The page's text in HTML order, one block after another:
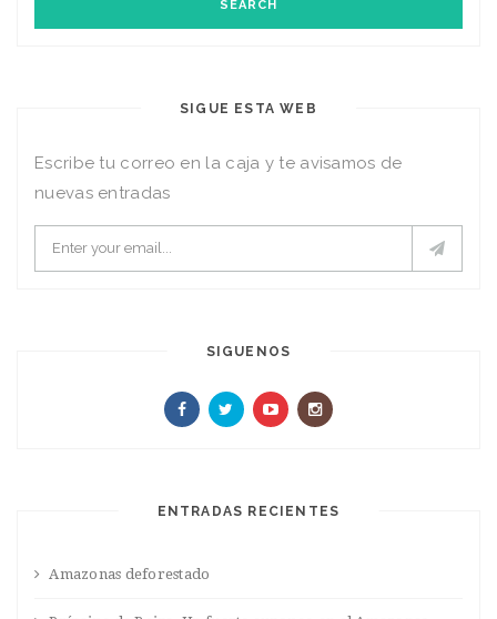
SIGUE ESTA WEB
Escribe tu correo en la caja y te avisamos de
nuevas entradas
SIGUENOS
ENTRADAS RECIENTES
Amazonas deforestado